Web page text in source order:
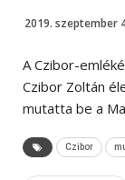
2019. szeptember
A Czibor-
Czibor Zoltán
mutatta be a
Czibor